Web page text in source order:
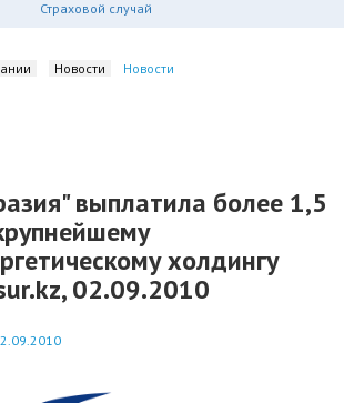
Страховой случай
Новости Новости
выплатила более 1,5
холдингу
02.09.2010